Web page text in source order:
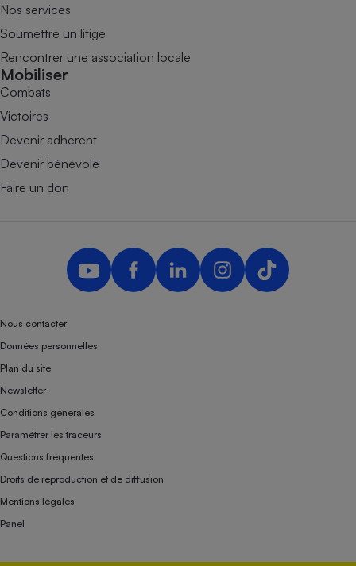
Nos services
Soumettre un litige
Rencontrer une association locale
Mobiliser
Combats
Victoires
Devenir adhérent
Devenir bénévole
Faire un don
Nous contacter
Données personnelles
Plan du site
Newsletter
Conditions générales
Paramétrer les traceurs
Questions fréquentes
Droits de reproduction et de diffusion
Mentions légales
Panel